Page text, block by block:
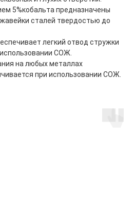
5%кобальта предназначены
сталей твердостью до
легкий отвод стружки
СОЖ.
на любых металлах
при использовании СОЖ.